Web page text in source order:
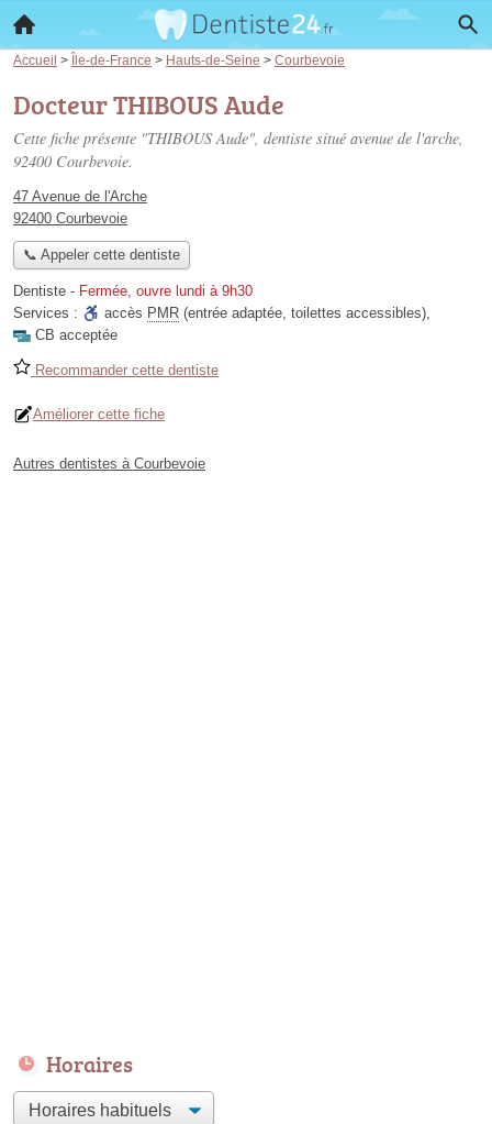
Accueil > Île-de-France > Hauts-de-Seine > Courbevoie
Docteur THIBOUS Aude
Cette fiche présente "THIBOUS Aude", dentiste situé avenue de l'arche,
92400 Courbevoie.
47 Avenue de l'Arche
92400 Courbevoie
📞 Appeler cette dentiste
Dentiste - Fermée, ouvre lundi à 9h30
Services :
accès PMR (entrée adaptée, toilettes accessibles),
CB acceptée
Recommander cette dentiste
Améliorer cette fiche
Autres dentistes à Courbevoie
Horaires